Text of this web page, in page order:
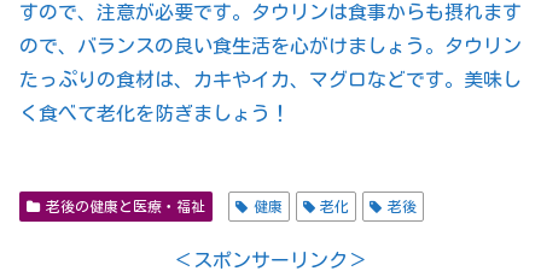
すので、注意が必要です。タウリンは食事からも摂れます
ので、バランスの良い食生活を心がけましょう。タウリン
たっぷりの食材は、カキやイカ、マグロなどです。美味し
く食べて老化を防ぎましょう！
老後の健康と医療・福祉 健康 老化 老後
＜スポンサーリンク＞